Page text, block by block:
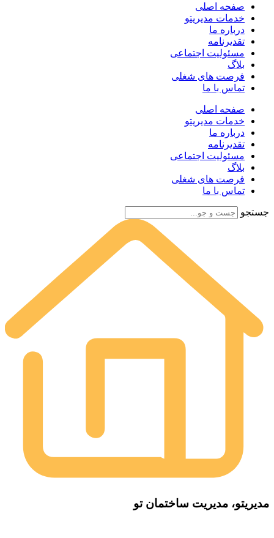
صفحه اصلی
خدمات مدیریتو
درباره ما
تقدیرنامه
مسئولیت اجتماعی
بلاگ
فرصت های شغلی
تماس با ما
صفحه اصلی
خدمات مدیریتو
درباره ما
تقدیرنامه
مسئولیت اجتماعی
بلاگ
فرصت های شغلی
تماس با ما
جستجو
مدیریتو، مدیریت ساختمان تو